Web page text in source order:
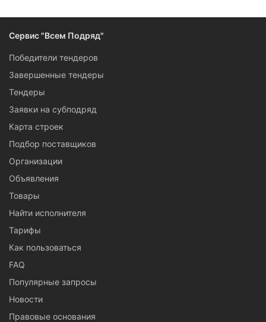
Сервис "Всем Подряд"
Победители тендеров
Завершенные тендеры
Тендеры
Заявки на субподряд
Карта строек
Подбор поставщиков
Организации
Объявления
Товары
Найти исполнителя
Тарифы
Как пользоваться
FAQ
Популярные запросы
Новости
Правовые основания